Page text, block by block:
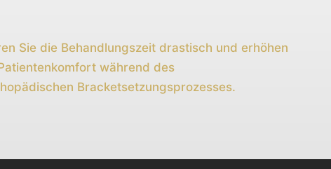
Sie die Behandlungszeit drastisch und erhöhen
während des
Bracketsetzungsprozesses.